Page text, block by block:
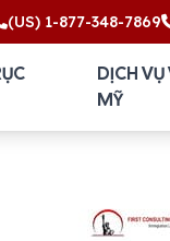
(US) 1-877-348-7869
DỊCH VỤ
MỸ